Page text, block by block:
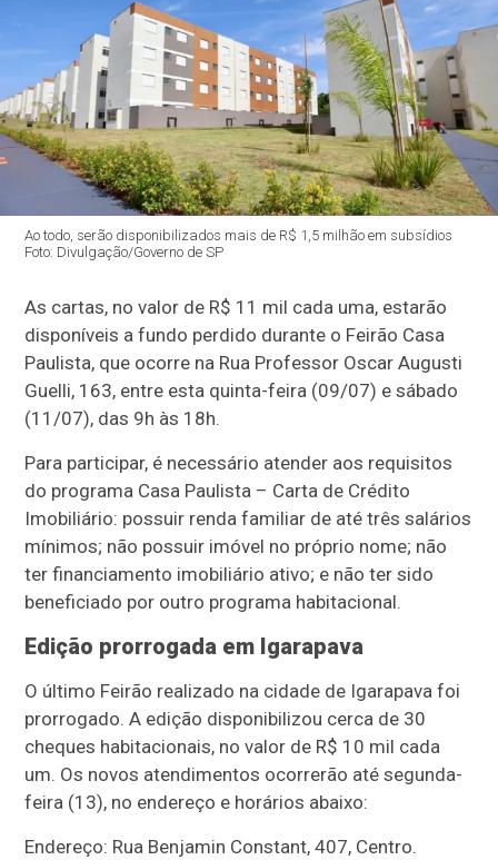
Ao todo, serão disponibilizados mais de R$ 1,5 milhão em subsídios
Foto: Divulgação/Governo de SP
As cartas, no valor de R$ 11 mil cada uma, estarão
disponíveis a fundo perdido durante o Feirão Casa
Paulista, que ocorre na Rua Professor Oscar Augusti
Guelli, 163, entre esta quinta-feira (09/07) e sábado
(11/07), das 9h às 18h.
Para participar, é necessário atender aos requisitos
do programa Casa Paulista – Carta de Crédito
Imobiliário: possuir renda familiar de até três salários
mínimos; não possuir imóvel no próprio nome; não
ter financiamento imobiliário ativo; e não ter sido
beneficiado por outro programa habitacional.
Edição prorrogada em Igarapava
O último Feirão realizado na cidade de Igarapava foi
prorrogado. A edição disponibilizou cerca de 30
cheques habitacionais, no valor de R$ 10 mil cada
um. Os novos atendimentos ocorrerão até segunda-
feira (13), no endereço e horários abaixo:
Endereço: Rua Benjamin Constant, 407, Centro.